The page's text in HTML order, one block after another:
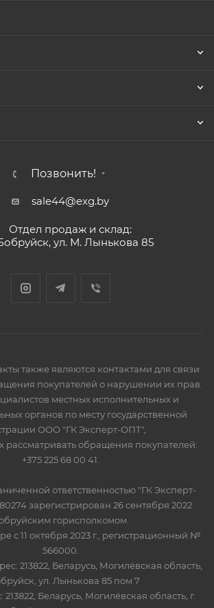
Позвонить!
sale44@exg.by
Отдел продаж и склад:
ул. М. Лынькова 85
также являются контактами для связи
покупателей о нарушении их прав.
местных исполнительных и
органов по месту государственной
ООО "ГК Эксперт-ОПТ",
рассматривать обращения покупателей:
+375 225 68 00 41.
ответственностью "ГК Эксперт-
зарегистрирован 26 сентября 2022
горисполкомом.
с 11 октября 2023 г., регистрационный №
566000.
213822, Беларусь, Могилёвская область,
ул. Лынькова 85 пом 7
Беларусь, Могилёвская область, г.